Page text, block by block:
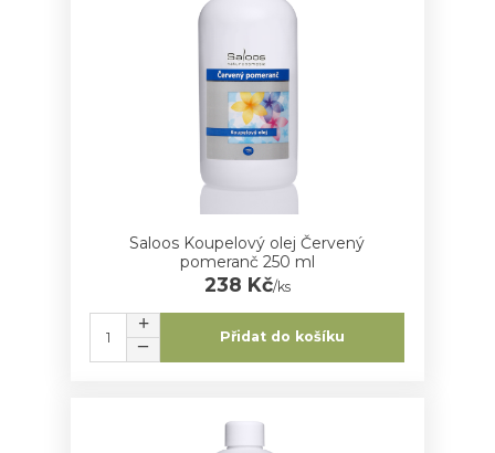
Saloos Koupelový olej Červený
pomeranč 250 ml
238 Kč/ks
Přidat do košíku